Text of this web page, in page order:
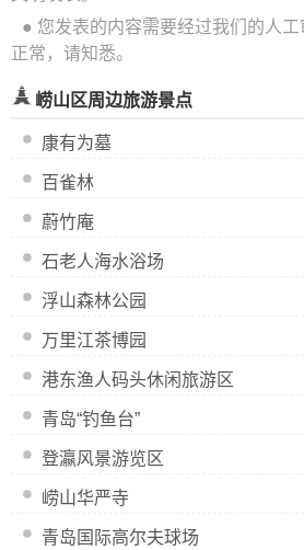
● 您发表的内容需要经过我们的人
正常，请知悉。
崂山区周边旅游景点
康有为墓
百雀林
蔚竹庵
石老人海水浴场
浮山森林公园
万里江茶博园
港东渔人码头休闲旅游区
青岛“钓鱼台”
登瀛风景游览区
崂山华严寺
青岛国际高尔夫球场